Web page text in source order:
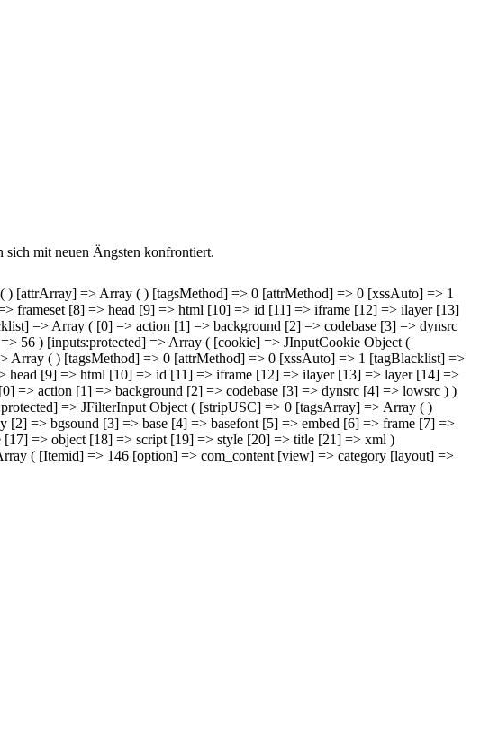
sich mit neuen Ängsten konfrontiert.
[attrArray] => Array ( ) [tagsMethod] => 0 [attrMethod] => 0 [xssAuto] => 1
frameset [8] => head [9] => html [10] => id [11] => iframe [12] => ilayer [13]
=> Array ( [0] => action [1] => background [2] => codebase [3] => dynsrc
56 ) [inputs:protected] => Array ( [cookie] => JInputCookie Object (
( ) [tagsMethod] => 0 [attrMethod] => 0 [xssAuto] => 1 [tagBlacklist] =>
head [9] => html [10] => id [11] => iframe [12] => ilayer [13] => layer [14] =>
=> action [1] => background [2] => codebase [3] => dynsrc [4] => lowsrc ) )
=> JFilterInput Object ( [stripUSC] => 0 [tagsArray] => Array ( )
=> bgsound [3] => base [4] => basefont [5] => embed [6] => frame [7] =>
=> object [18] => script [19] => style [20] => title [21] => xml )
( [Itemid] => 146 [option] => com_content [view] => category [layout] =>